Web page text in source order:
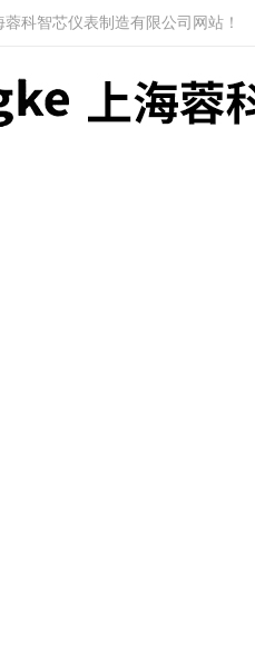
科智芯仪表制造有限公司网站！